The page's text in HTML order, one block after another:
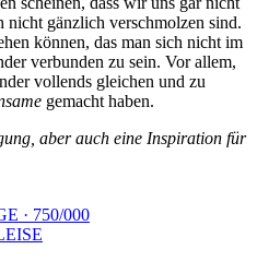
nicht gänzlich verschmolzen sind.
können, das man sich nicht im
verbunden zu sein. Vor allem,
vollends gleichen und zu
gemacht haben.
aber auch eine Inspiration für
· 750/000